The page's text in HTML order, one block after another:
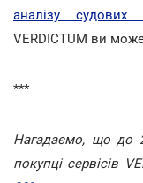
аналізу судових
VERDICTUM ви
***
Нагадаємо, що до
покупці сервісів